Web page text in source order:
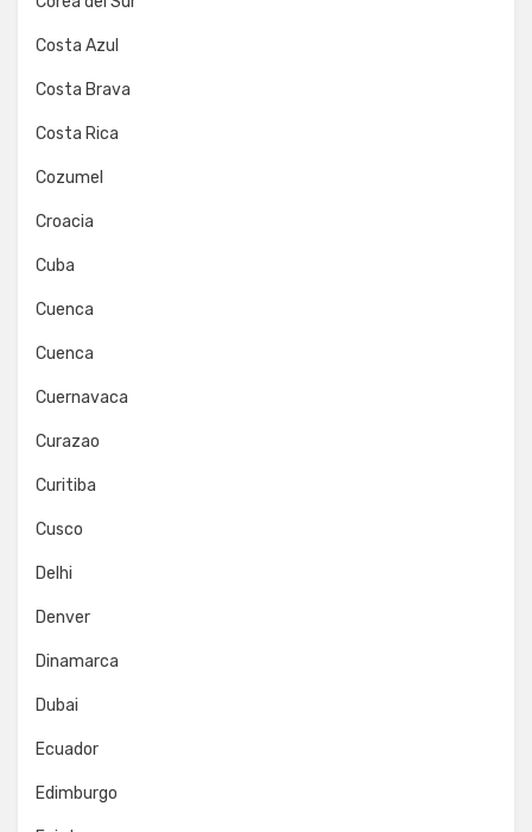
Costa Azul
Costa Brava
Costa Rica
Cozumel
Croacia
Cuba
Cuenca
Cuenca
Cuernavaca
Curazao
Curitiba
Cusco
Delhi
Denver
Dinamarca
Dubai
Ecuador
Edimburgo